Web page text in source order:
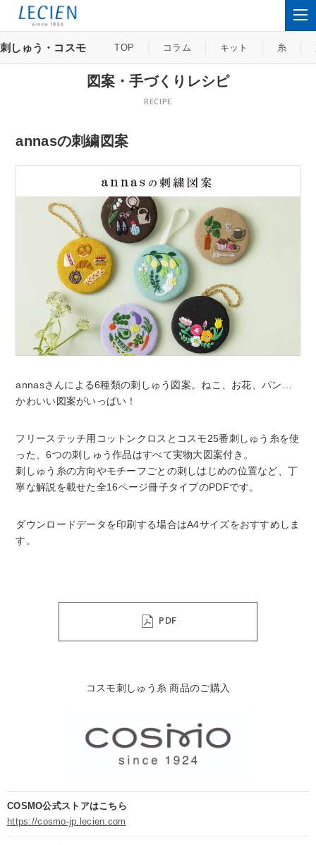
刺しゅう・コスモ TOP コラム キット 糸
図案・手づくりレシピ
RECIPE
annasの刺繍図案
annasさんによる6種類の刺しゅう図案。ねこ、お花、パン…
かわいい図案がいっぱい！
フリーステッチ用コットンクロスとコスモ25番刺しゅう糸を使
った、6つの刺しゅう作品はすべて実物大図案付き。
刺しゅう糸の方向やモチーフごとの刺しはじめの位置など、丁
寧な解説を載せた全16ページ冊子タイプのPDFです。
ダウンロードデータを印刷する場合はA4サイズをおすすめしま
す。
PDF
コスモ刺しゅう糸 商品のご購入
COSMO公式ストアはこちら
https://cosmo-jp.lecien.com